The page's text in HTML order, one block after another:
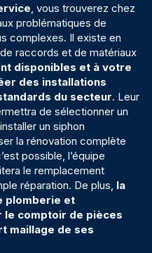
, vous trouverez chez
problématiques de
complexes. Il existe en
raccords et de matériaux
disponibles et à votre
des installations
du secteur. Leur
de sélectionner un
un siphon
la rénovation complète
possible, l’équipe
le remplacement
réparation. De plus, la
plomberie et
comptoir de pièces
maillage de ses